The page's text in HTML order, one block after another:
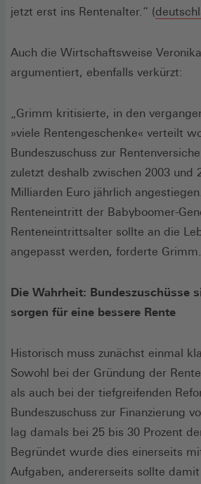
jetzt erst ins Rentenalter.“ (
Auch die Wirtschaftsweise
argumentiert, ebenfalls verkürzt:
„Grimm kritisierte, in den
»viele Rentengeschenke« verteilt
Bundeszuschuss zur
zuletzt deshalb zwischen 2003 und
Milliarden Euro jährlich
Renteneintritt der Babyboomer-
Renteneintrittsalter sollte an die
angepasst werden, forderte
Die Wahrheit: Bundeszuschüsse
sorgen für eine bessere Rente
Historisch muss zunächst einmal
Sowohl bei der Gründung der
als auch bei der tiefgreifenden
Bundeszuschuss zur Finanzierung
lag damals bei 25 bis 30 Prozent
Begründet wurde dies einerseits
Aufgaben, andererseits sollte